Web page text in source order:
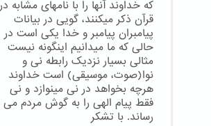
که خداوند آنها را با نامهای مشابه در
قرآن ذکر میکنند، گویی در بیانات
پیامبران پیامبر و خدا یکی است در
حالی که ما میدانیم اینگونه نیست
مثالی بسیار نزدیک رابطه نی و
نوا(صوت، موسیقی) است خداوند
هرچه بخواهد در نی مینوازد و نی
فقط پیام الهی را به گوش مردم می
رساند. با تشکر